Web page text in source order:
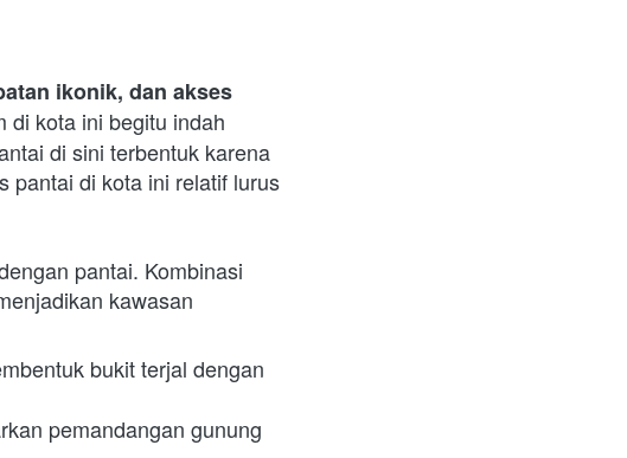
ikonik, dan akses
di kota ini begitu indah
di sini terbentuk karena
pantai di kota ini relatif lurus
pantai. Kombinasi
kawasan
bukit terjal dengan
pemandangan gunung